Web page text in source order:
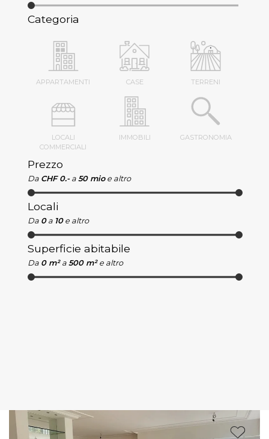
Categoria
APPARTAMENTI CASE TERRENI
LOCALI
COMMERCIALI
IMMOBILI GASTRONOMIA
Prezzo
Da CHF 0.- a 50 mio e altro
Locali
Da 0 a 10 e altro
Superficie abitabile
Da 0 m² a 500 m² e altro